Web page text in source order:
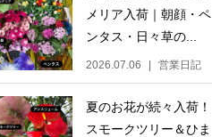
メリア入荷｜朝顔・ペ
ンタス・日々草の...
2026.07.06 営業日記
夏のお花が続々入荷！
スモークツリー＆ひま